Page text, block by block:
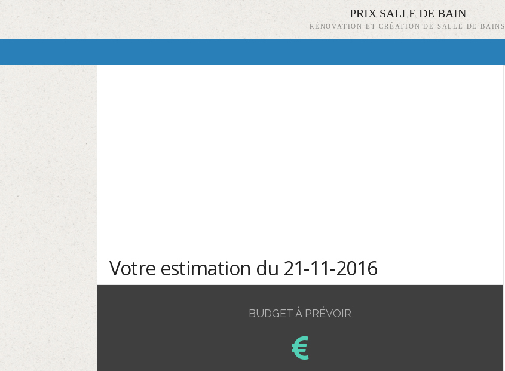
PRIX SALLE DE BAIN
RÉNOVATION ET CRÉATION DE SALLE DE BAINS
Votre estimation du 21-11-2016
BUDGET À PRÉVOIR